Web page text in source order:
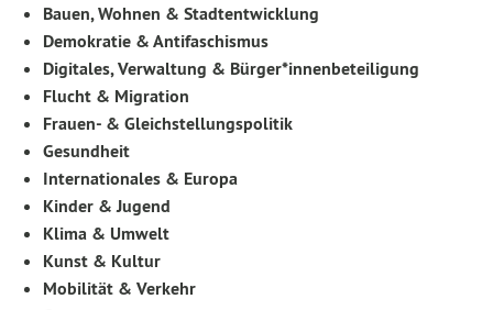
Bauen, Wohnen & Stadtentwicklung
Demokratie & Antifaschismus
Digitales, Verwaltung & Bürger*innenbeteiligung
Flucht & Migration
Frauen- & Gleichstellungspolitik
Gesundheit
Internationales & Europa
Kinder & Jugend
Klima & Umwelt
Kunst & Kultur
Mobilität & Verkehr